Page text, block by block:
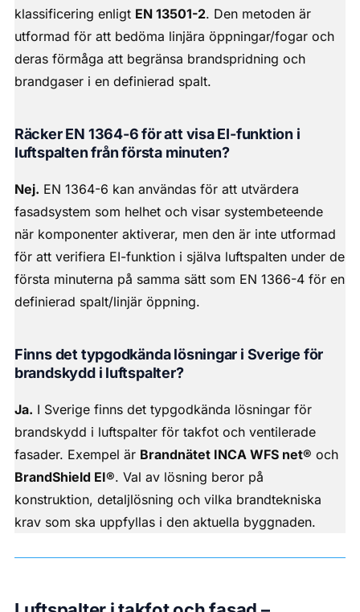
klassificering enligt EN 13501-2. Den metoden är
utformad för att bedöma linjära öppningar/fogar och
deras förmåga att begränsa brandspridning och
brandgaser i en definierad spalt.
Räcker EN 1364-6 för att visa EI-funktion i
luftspalten från första minuten?
Nej. EN 1364-6 kan användas för att utvärdera
fasadsystem som helhet och visar systembeteende
när komponenter aktiverar, men den är inte utformad
för att verifiera EI-funktion i själva luftspalten under de
första minuterna på samma sätt som EN 1366-4 för en
definierad spalt/linjär öppning.
Finns det typgodkända lösningar i Sverige för
brandskydd i luftspalter?
Ja. I Sverige finns det typgodkända lösningar för
brandskydd i luftspalter för takfot och ventilerade
fasader. Exempel är Brandnätet INCA WFS net® och
BrandShield EI®. Val av lösning beror på
konstruktion, detaljlösning och vilka brandtekniska
krav som ska uppfyllas i den aktuella byggnaden.